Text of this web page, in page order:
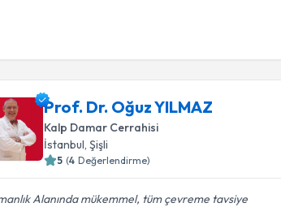
Prof. Dr. Oğuz YILMAZ
Kalp Damar Cerrahisi
İstanbul, Şişli
5 (4 Değerlendirme)
Alanında mükemmel, tüm çevreme tavsiye